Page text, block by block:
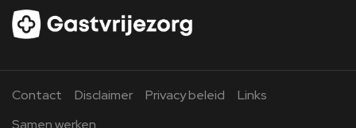
Contact Disclaimer Privacy beleid
Links
Samen werken